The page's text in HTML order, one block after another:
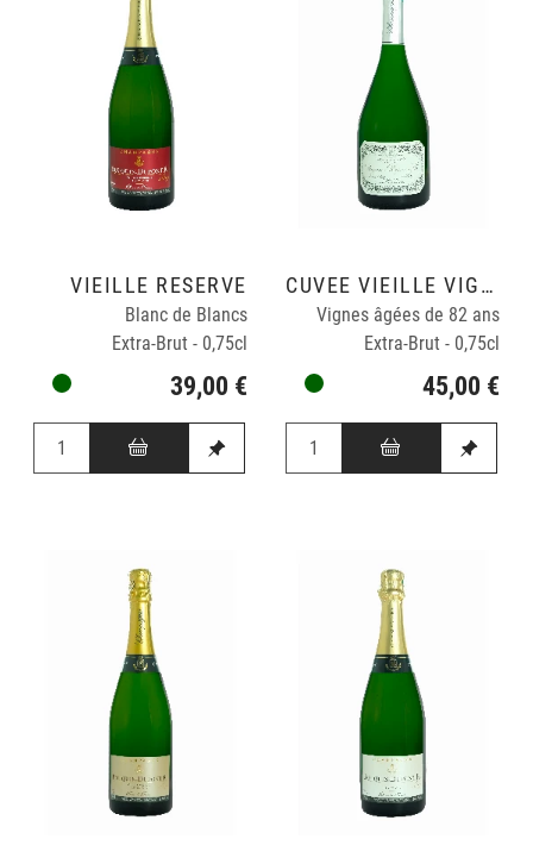
VIEILLE RESERVE
Blanc de Blancs
Extra-Brut - 0,75cl
39,00 €
CUVÉE VIEILLE VIGNE
Vignes âgées de 82 ans
Extra-Brut - 0,75cl
45,00 €